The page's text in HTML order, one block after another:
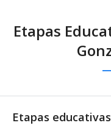
Etapas
Etapas educativas